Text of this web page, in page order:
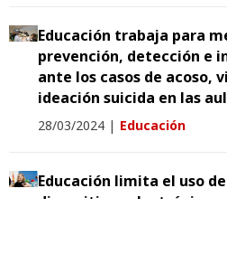
Educación trabaja para
prevención, detección e
ante los casos de acoso,
ideación suicida en las
28/03/2024 | Educación
Educación limita el uso
dispositivos electrónicos